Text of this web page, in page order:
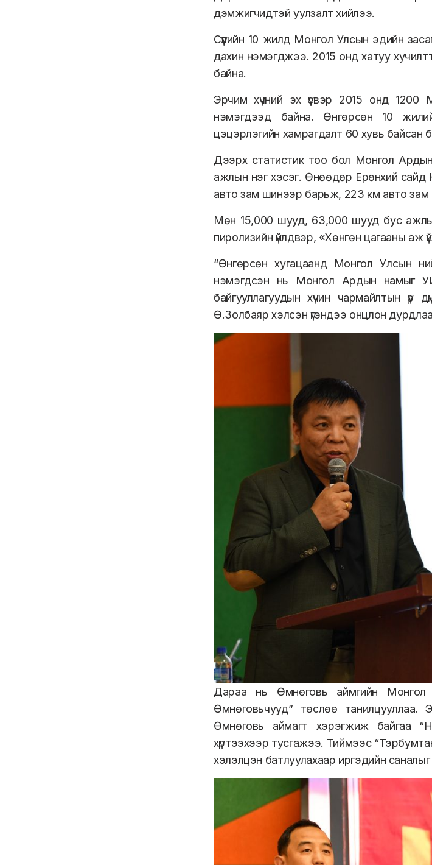
дэмжигчидтэй уулзалт хийлээ.
Сүүлийн 10 жилд Монгол Улсын эдийн
дахин нэмэгджээ. 2015 онд хатуу
байна.
Эрчим хүчний эх үүсвэр 2015 онд
нэмэгдээд байна. Өнгөрсөн 10
цэцэрлэгийн хамрагдалт 60 хувь
Дээрх статистик тоо бол Монгол Ардын
ажлын нэг хэсэг. Өнөөдөр Ерөнхий сайд
авто зам шинээр барьж, 223 км авто зам
Мөн 15,000 шууд, 63,000 шууд бус
пиролизийн үйлдвэр, «Хөнгөн цагааны аж
“Өнгөрсөн хугацаанд Монгол Улсын
нэмэгдсэн нь Монгол Ардын намыг
байгууллагуудын хүчин чармайлтын
Ө.Золбаяр хэлсэн үгэндээ онцлон
Дараа нь Өмнөговь аймгийн
Өмнөговьчууд” төслөө
Өмнөговь аймагт хэрэгжиж байгаа
хүртээхээр тусгажээ. Тиймээс
хэлэлцэн батлуулахаар иргэдийн